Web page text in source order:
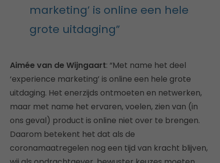
marketing’ is online een hele
grote uitdaging”
Aimée van de Wijngaart: “Met name het deel
‘experience marketing’ is online een hele grote
uitdaging. Het enerzijds ontmoeten en netwerken,
maar met name het ervaren, voelen, zien van (in
ons geval) product is online niet over te brengen.
Daarom betekent het dat als de
coronamaatregelen nog een tijd van kracht blijven,